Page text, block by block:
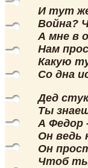
И тут же
Война?
А мне в
Нам
Какую
Со дна
Дед
Ты
А Федор
Он ведь
Он
Чтоб ты